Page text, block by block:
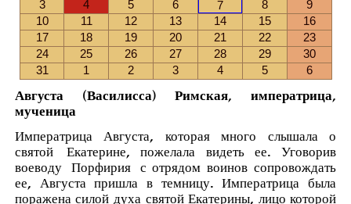
3
4 5 6 7 8
9
10
11 12 13 14 15
16
17
18 19 20 21 22
23
24
25 26 27 28 29
30
31
1 2 3 4 5 6
Августа (Василисса) Римская, императрица,
мученица
Императрица Августа, которая много слышала о
святой Екатерине, пожелала видеть ее. Уговорив
воеводу Порфирия с отрядом воинов сопровождать
ее, Августа пришла в темницу. Императрица была
поражена силой духа святой Екатерины, лицо которой